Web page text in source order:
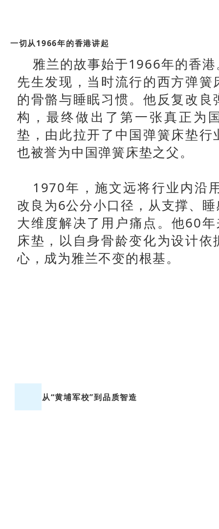
一切从1966年的香港讲起
雅兰的故事始于1966年的香
先生发现，当时流行的西方弹
的骨骼与睡眠习惯。他反复改
构，最终做出了第一张真正为
垫，由此拉开了中国弹簧床垫行
也被誉为中国弹簧床垫之父。
1970年，施文远将行业内沿
改良为6公分小口径，从支撑、
大维度解决了用户痛点。他60
床垫，以自身骨龄变化为设计
心，成为雅兰不变的根基。
从“黄埔军校”到品质智造